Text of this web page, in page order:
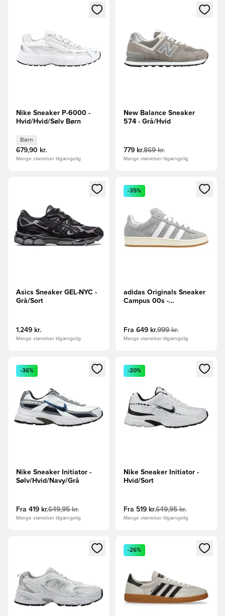
Åbner en Modal til at logge ind eller tilmelde dig som
Nike Sneaker P-6000 -
Hvid/Hvid/Sølv Børn
Børn
679,90 kr.
Mange størrelser tilgængelig
Åbner en Modal til at logge
New Balance Sneaker
574 - Grå/Hvid
779 kr.869 kr.
Mange størrelser tilgængelig
Åbner en Modal til at logge ind eller tilmelde dig som
Asics Sneaker GEL-NYC -
Grå/Sort
1.249 kr.
Mange størrelser tilgængelig
Åbner en Modal til at logge
-35%
adidas Originals Sneaker
Campus 00s -
Fra 649 kr.999 kr.
Mange størrelser tilgængelig
Åbner en Modal til at logge ind eller tilmelde dig som
-36%
Nike Sneaker Initiator -
Sølv/Hvid/Navy/Grå
Fra 419 kr.649,95 kr.
Mange størrelser tilgængelig
Åbner en Modal til at logge
-20%
Nike Sneaker Initiator -
Hvid/Sort
Fra 519 kr.649,95 kr.
Mange størrelser tilgængelig
Åbner en Modal til at logge ind eller tilmelde dig som
Åbner en Modal til at logge
-26%